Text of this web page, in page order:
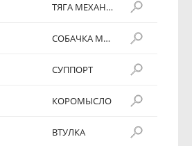
ТЯГА МЕХАНИЗМА ПАРКОВКИ
СОБАЧКА МЕХАНИЗМА ПАРКОВКИ
СУППОРТ
КОРОМЫСЛО
ВТУЛКА